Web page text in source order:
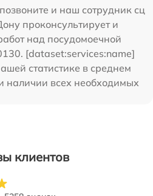
и наш сотрудник сц
проконсультирует и
над посудомоечной
[dataset:services:name]
статистике в среднем
наличии всех необходимых
клиентов